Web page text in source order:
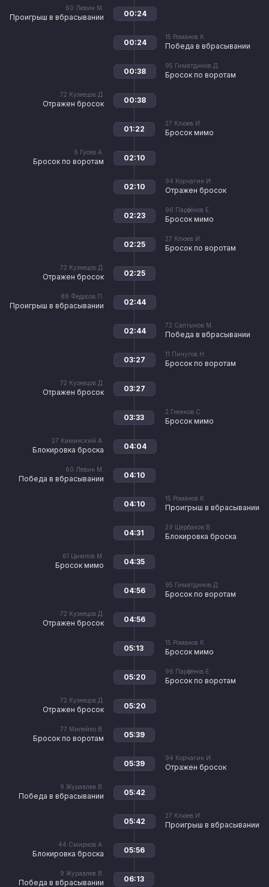
60 Левин М.
Проигрыш в вбрасывании 00:24
15 Романов К.
Победа в вбрасывании
00:24
95 Гиматдинов Д.
Бросок по воротам
00:38
72 Кузнецов Д.
Отражен бросок 00:38
27 Клюев И.
Бросок мимо
01:22
6 Гусев А.
Бросок по воротам 02:10
94 Корчагин И.
Отражен бросок
02:10
96 Парфёнов Е.
Бросок мимо
02:23
27 Клюев И.
Бросок по воротам
02:25
72 Кузнецов Д.
Отражен бросок 02:25
88 Федосов П.
Проигрыш в вбрасывании 02:44
72 Салтыков М.
Победа в вбрасывании
02:44
11 Пичугов Н.
Бросок по воротам
03:27
72 Кузнецов Д.
Отражен бросок 03:27
2 Гненков С.
Бросок мимо
03:33
27 Каминский А.
Блокировка броска 04:04
60 Левин М.
Победа в вбрасывании 04:10
15 Романов К.
Проигрыш в вбрасывании
04:10
29 Щербаков В.
Блокировка броска
04:31
61 Цымлов М.
Бросок мимо 04:35
95 Гиматдинов Д.
Бросок по воротам
04:56
72 Кузнецов Д.
Отражен бросок 04:56
15 Романов К.
Бросок мимо
05:13
96 Парфёнов Е.
Бросок по воротам
05:20
72 Кузнецов Д.
Отражен бросок 05:20
77 Милейко В.
Бросок по воротам 05:39
94 Корчагин И.
Отражен бросок
05:39
9 Журавлев В.
Победа в вбрасывании 05:42
27 Клюев И.
Проигрыш в вбрасывании
05:42
44 Смирнов А.
Блокировка броска 05:56
9 Журавлев В.
Победа в вбрасывании 06:13